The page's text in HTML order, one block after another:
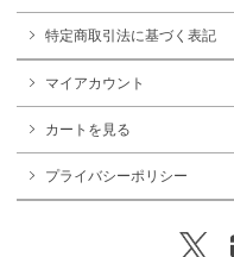
特定商取引法に基づく表記
マイアカウント
カートを見る
プライバシーポリシー